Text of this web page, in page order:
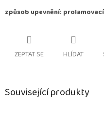
způsob upevnění:
ZEPTAT SE HLÍDAT
Související produkty